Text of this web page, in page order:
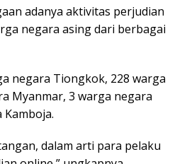
adanya aktivitas perjudian
negara asing dari berbagai
negara Tiongkok, 228 warga
Myanmar, 3 warga negara
dalam arti para pelaku